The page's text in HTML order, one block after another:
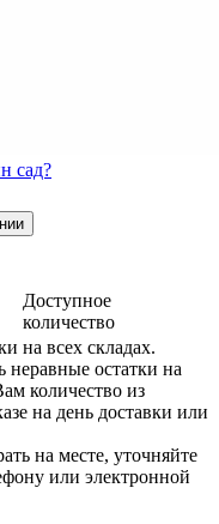
сад?
Доступное
количество
на всех складах.
неравные остатки на
количество из
на день доставки или
на месте, уточняйте
или электронной